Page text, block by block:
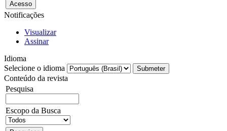
Notificações
Visualizar
Assinar
Idioma
Selecione o idioma
Conteúdo da revista
Pesquisa
Escopo da Busca